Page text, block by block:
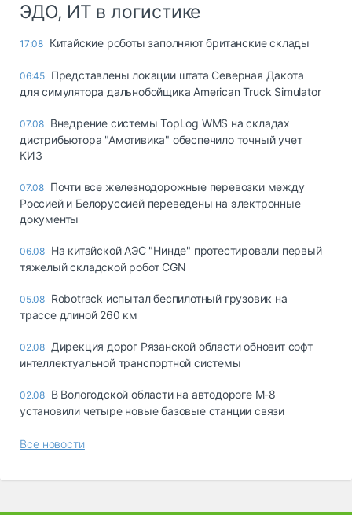
ЭДО, ИТ в логистике
17:08 Китайские роботы заполняют британские склады
06:45 Представлены локации штата Северная Дакота
для симулятора дальнобойщика American Truck Simulator
07.08 Внедрение системы TopLog WMS на складах
дистрибьютора "Амотивика" обеспечило точный учет
КИЗ
07.08 Почти все железнодорожные перевозки между
Россией и Белоруссией переведены на электронные
документы
06.08 На китайской АЭС "Нинде" протестировали первый
тяжелый складской робот CGN
05.08 Robotrack испытал беспилотный грузовик на
трассе длиной 260 км
02.08 Дирекция дорог Рязанской области обновит софт
интеллектуальной транспортной системы
02.08 В Вологодской области на автодороге М-8
установили четыре новые базовые станции связи
Все новости